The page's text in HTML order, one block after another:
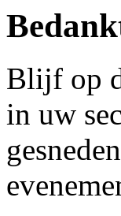
Blijf op
in uw